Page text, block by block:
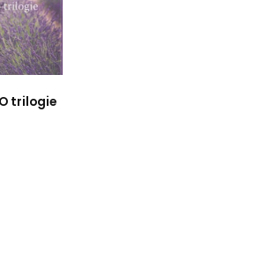
trilogie